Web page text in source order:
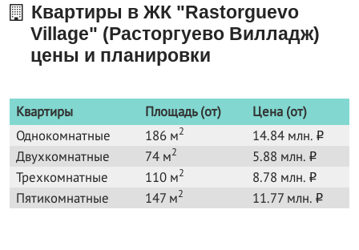
Квартиры в ЖК "Rastorguevo
Village" (Расторгуево Вилладж)
цены и планировки
Квартиры Площадь (от)
Цена (от)
Однокомнатные
186 м2 14.84 млн. o
Двухкомнатные 74 м2 5.88 млн. o
Трехкомнатные 110 м2 8.78 млн. o
Пятикомнатные 147 м2 11.77 млн. o